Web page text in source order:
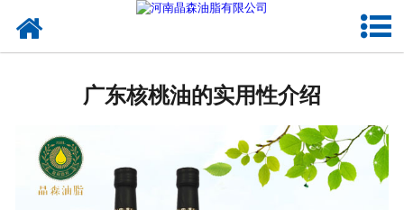
葡萄籽油
广东核桃油的实用性介绍